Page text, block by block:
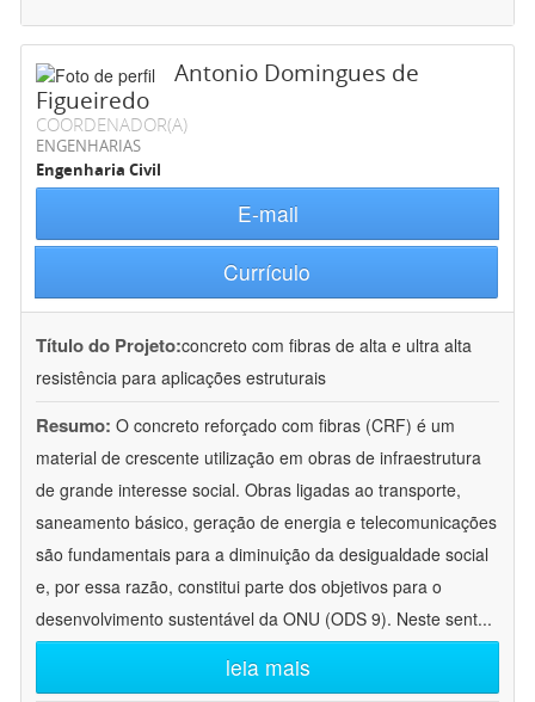
Antonio Domingues de
Figueiredo
COORDENADOR(A)
ENGENHARIAS
Engenharia Civil
E-mail
Currículo
Título do Projeto:concreto com fibras de alta e ultra alta
resistência para aplicações estruturais
Resumo: O concreto reforçado com fibras (CRF) é um
material de crescente utilização em obras de infraestrutura
de grande interesse social. Obras ligadas ao transporte,
saneamento básico, geração de energia e telecomunicações
são fundamentais para a diminuição da desigualdade social
e, por essa razão, constitui parte dos objetivos para o
desenvolvimento sustentável da ONU (ODS 9). Neste sent...
leia mais